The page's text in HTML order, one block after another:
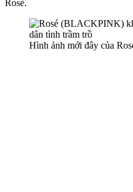
Rosé.
Hình ảnh mới đây của